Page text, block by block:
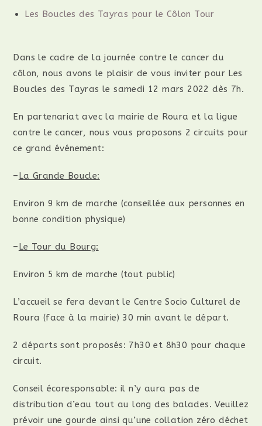
Les Boucles des Tayras pour le Côlon Tour
Dans le cadre de la journée contre le cancer du
côlon, nous avons le plaisir de vous inviter pour Les
Boucles des Tayras le samedi 12 mars 2022 dès 7h.
En partenariat avec la mairie de Roura et la ligue
contre le cancer, nous vous proposons 2 circuits pour
ce grand événement:
–La Grande Boucle:
Environ 9 km de marche (conseillée aux personnes en
bonne condition physique)
–Le Tour du Bourg:
Environ 5 km de marche (tout public)
L’accueil se fera devant le Centre Socio Culturel de
Roura (face à la mairie) 30 min avant le départ.
2 départs sont proposés: 7h30 et 8h30 pour chaque
circuit.
Conseil écoresponsable: il n’y aura pas de
distribution d’eau tout au long des balades. Veuillez
prévoir une gourde ainsi qu’une collation zéro déchet